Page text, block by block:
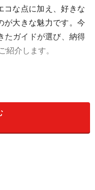
コな点に加え、好きな
が大きな魅力です。今
たガイドが選び、納得
紹介します。